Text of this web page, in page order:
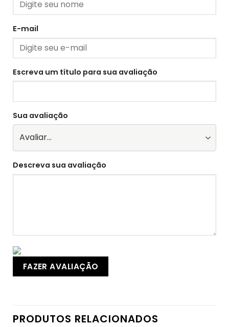
E-mail
Escreva um título para sua avaliação
Sua avaliação
Descreva sua avaliação
PRODUTOS RELACIONADOS